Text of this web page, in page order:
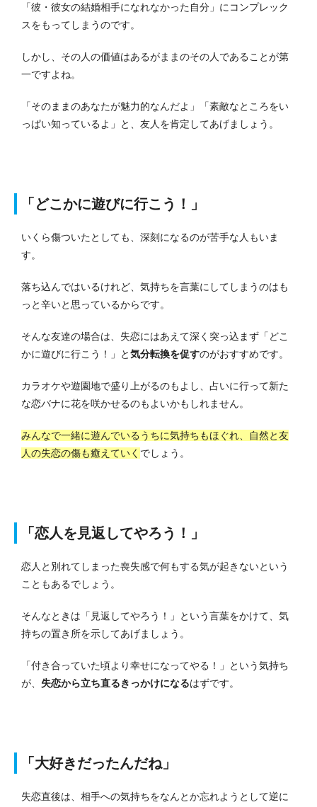
「彼・彼女の結婚相手になれなかった自分」にコンプレック
スをもってしまうのです。
しかし、その人の価値はあるがままのその人であることが第
一ですよね。
「そのままのあなたが魅力的なんだよ」「素敵なところをい
っぱい知っているよ」と、友人を肯定してあげましょう。
「どこかに遊びに行こう！」
いくら傷ついたとしても、深刻になるのが苦手な人もいま
す。
落ち込んではいるけれど、気持ちを言葉にしてしまうのはも
っと辛いと思っているからです。
そんな友達の場合は、失恋にはあえて深く突っ込まず「どこ
かに遊びに行こう！」と気分転換を促すのがおすすめです。
カラオケや遊園地で盛り上がるのもよし、占いに行って新た
な恋バナに花を咲かせるのもよいかもしれません。
みんなで一緒に遊んでいるうちに気持ちもほぐれ、自然と友
人の失恋の傷も癒えていく でしょう。
「恋人を見返してやろう！」
恋人と別れてしまった喪失感で何もする気が起きないという
こともあるでしょう。
そんなときは「見返してやろう！」という言葉をかけて、気
持ちの置き所を示してあげましょう。
「付き合っていた頃より幸せになってやる！」という気持ち
が、 失恋から立ち直るきっかけになるはずです。
「大好きだったんだね」
失恋直後は、相手への気持ちをなんとか忘れようとして逆に